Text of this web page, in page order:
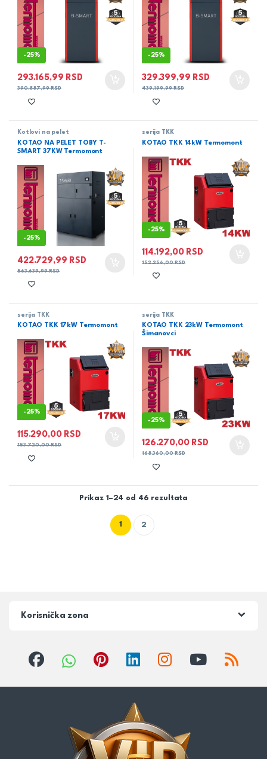
-25%
293.165,99 RSD
390.887,99RSD
-25%
329.399,99 RSD
439.199,99RSD
Kotlovi na pelet
KOTAO NA PELET TOBY T-
SMART 37KW Termomont
-25%
422.729,99 RSD
563.639,99RSD
serija TKK
KOTAO TKK 14kW Termomont
-25%
114.192,00 RSD
152.256,00RSD
serija TKK
KOTAO TKK 17kW Termomont
-25%
115.290,00 RSD
153.720,00RSD
serija TKK
KOTAO TKK 23kW Termomont
Šimanovci
-25%
126.270,00 RSD
168.360,00RSD
Prikaz 1–24 od 46 rezultata
1 2
Korisnička zona